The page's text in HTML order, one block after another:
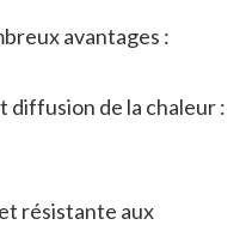
avantages :
diffusion de la chaleur :
résistante aux